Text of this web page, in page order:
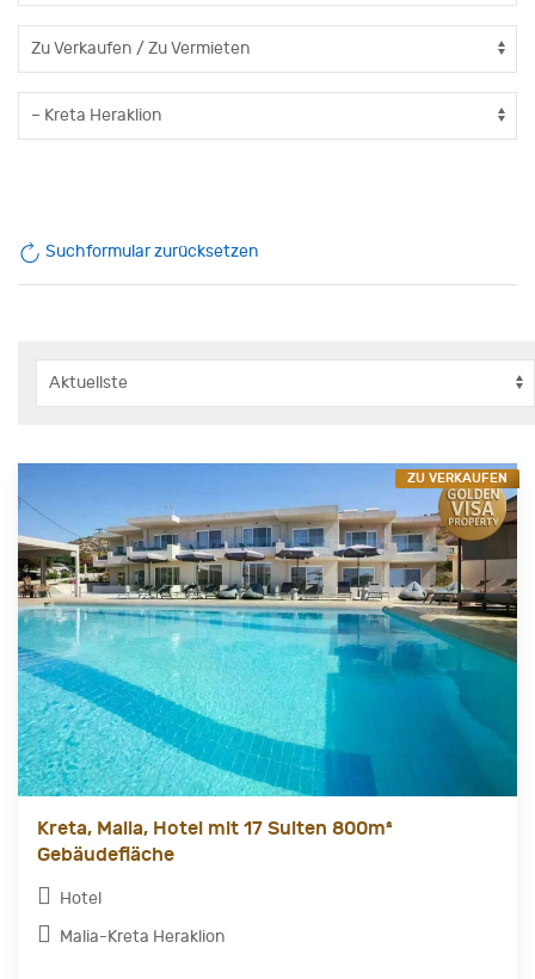
Suchformular zurücksetzen
Kreta, Malia, Hotel mit 17 Suiten 800m²
Gebäudefläche
Hotel
Malia-Kreta Heraklion
ZU VERKAUFEN